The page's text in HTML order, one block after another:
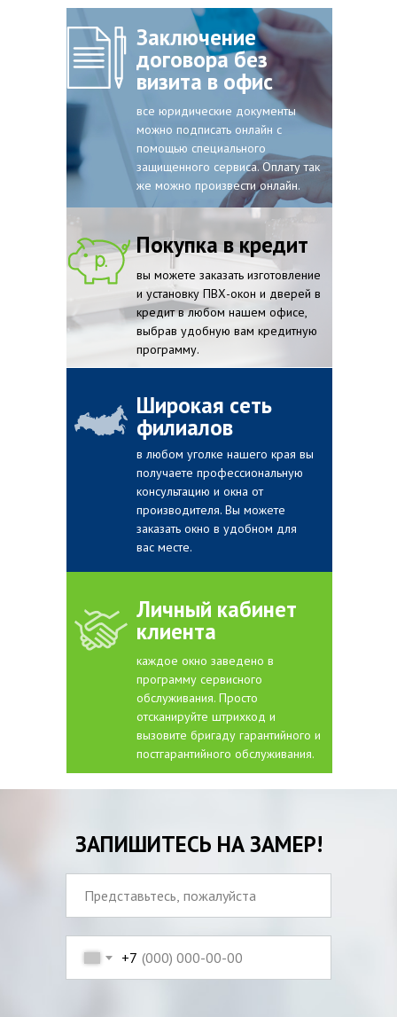
Заключение
договора без
визита в офис
все юридические документы
можно подписать онлайн с
помощью специального
защищенного сервиса. Оплату так
же можно произвести онлайн.
Покупка в кредит
вы можете заказать изготовление
и установку ПВХ-окон и дверей в
кредит в любом нашем офисе,
выбрав удобную вам кредитную
программу.
Широкая сеть
филиалов
в любом уголке нашего края вы
получаете профессиональную
консультацию и окна от
производителя. Вы можете
заказать окно в удобном для
вас месте.
Личный кабинет
клиента
каждое окно заведено в
программу сервисного
обслуживания. Просто
отсканируйте штрихкод и
вызовите бригаду гарантийного и
постгарантийного обслуживания.
ЗАПИШИТЕСЬ НА ЗАМЕР!
+7